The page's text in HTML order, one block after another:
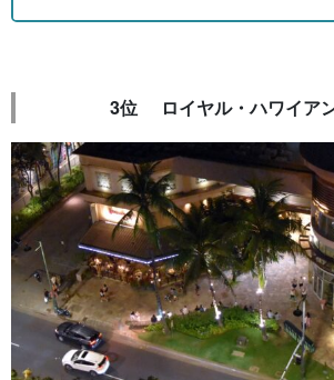
3位 ロイヤル・ハワイア